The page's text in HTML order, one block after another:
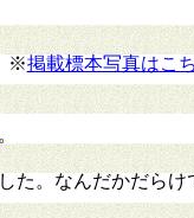
※掲載標本写真はこち
。
た。なんだかだらけ